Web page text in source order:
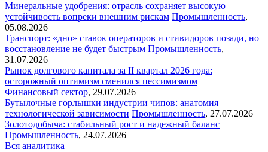
Минеральные удобрения: отрасль сохраняет высокую
устойчивость вопреки внешним рискам Промышленность,
05.08.2026
Транспорт: «дно» ставок операторов и стивидоров позади, но
восстановление не будет быстрым Промышленность,
31.07.2026
Рынок долгового капитала за II квартал 2026 года:
осторожный оптимизм сменился пессимизмом
Финансовый сектор, 29.07.2026
Бутылочные горлышки индустрии чипов: анатомия
технологической зависимости Промышленность, 27.07.2026
Золотодобыча: стабильный рост и надежный баланс
Промышленность, 24.07.2026
Вся аналитика